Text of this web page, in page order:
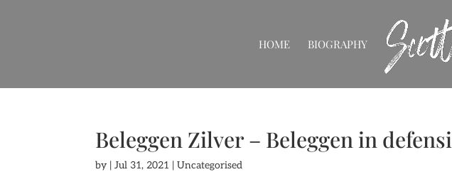
HOME BIOGRAPHY
Beleggen Zilver – Beleggen in
by |Jul 31, 2021 | Uncategorised